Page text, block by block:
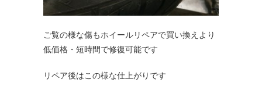
ご覧の様な傷もホイールリペアで買い換えより
低価格・短時間で修復可能です
リペア後はこの様な仕上がりです